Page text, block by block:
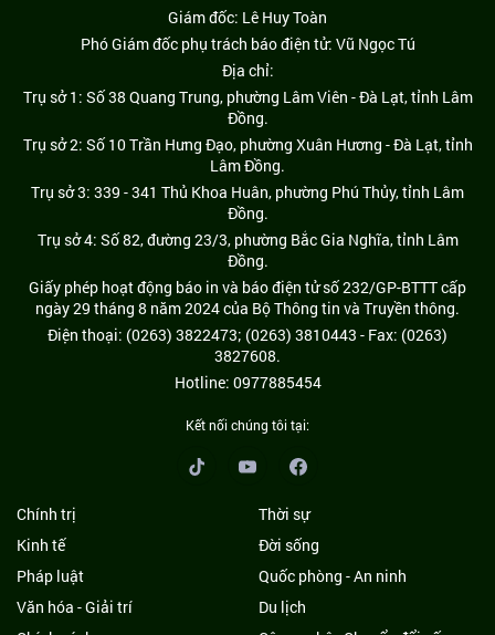
Giám đốc: Lê Huy Toàn
Phó Giám đốc phụ trách báo điện tử: Vũ Ngọc Tú
Địa chỉ:
Trụ sở 1: Số 38 Quang Trung, phường Lâm Viên - Đà Lạt, tỉnh Lâm
Đồng.
Trụ sở 2: Số 10 Trần Hưng Đạo, phường Xuân Hương - Đà Lạt, tỉnh
Lâm Đồng.
Trụ sở 3: 339 - 341 Thủ Khoa Huân, phường Phú Thủy, tỉnh Lâm
Đồng.
Trụ sở 4: Số 82, đường 23/3, phường Bắc Gia Nghĩa, tỉnh Lâm
Đồng.
Giấy phép hoạt động báo in và báo điện tử số 232/GP-BTTT cấp
ngày 29 tháng 8 năm 2024 của Bộ Thông tin và Truyền thông.
Điện thoại: (0263) 3822473; (0263) 3810443 - Fax: (0263)
3827608.
Hotline: 0977885454
Kết nối chúng tôi tại:
Chính trị
Thời sự
Kinh tế
Đời sống
Pháp luật
Quốc phòng - An ninh
Văn hóa - Giải trí
Du lịch